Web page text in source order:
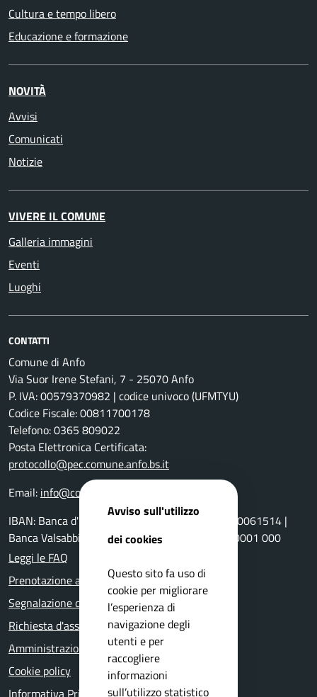
Cultura e tempo libero
Educazione e formazione
NOVITÀ
Avvisi
Comunicati
Notizie
VIVERE IL COMUNE
Galleria immagini
Eventi
Luoghi
CONTATTI
Comune di Anfo
Via Suor Irene Stefani, 7 - 25070 Anfo
P. IVA: 00579370982 | codice univoco (UFMTYU)
Codice Fiscale: 00811700178
Telefono: 0365 809022
Posta Elettronica Certificata:
protocollo@pec.comune.anfo.bs.it
Email: info@comune.anfo.bs.it
IBAN: Banca d'Italia: IT77 B030 6911210100000061514 |
Banca Valsabbina IT86 R051 1655 3900 0000 0001 000
Leggi le FAQ
Prenotazione appuntamento
Segnalazione disservizio
Richiesta d'assistenza
Amministrazione trasparente
Cookie policy
Informativa Privacy
Avviso sull'utilizzo
dei cookies
Questo sito fa uso di
cookie per migliorare
l’esperienza di
navigazione degli
utenti e per
raccogliere
informazioni
sull’utilizzo statistico